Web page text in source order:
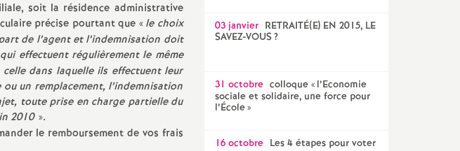
soit la résidence administrative
précise pourtant que «le choix
de l’agent et l’indemnisation doit
effectuent régulièrement le même
dans laquelle ils effectuent leur
un remplacement, l’indemnisation
toute prise en charge partielle du
2010 ».
le remboursement de vos frais
03 janvier RETRAITÉ(E) EN 2015, LE
SAVEZ-VOUS?
31 octobre colloque « l’Economie
sociale et solidaire, une force pour
l’École»
16 octobre Les 4 étapes pour voter